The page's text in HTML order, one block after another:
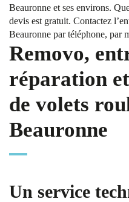
Beauronne et ses environs.
devis est gratuit. Contactez
Beauronne par téléphone, par
Removo,
réparation
de volets
Beauronne
Un service